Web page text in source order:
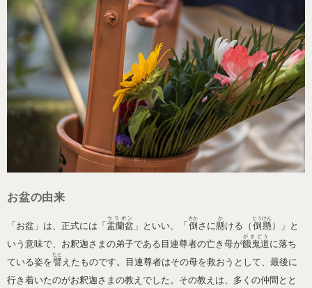
お盆の由来
「お盆」は、正式には「 盂蘭盆
ウラボン
」といい、「 倒
さか
さに懸
か
ける（ 倒懸
とうけん
）」と
いう意味で、お釈迦さまの弟子である目連尊者の亡き母が餓鬼道
がきどう
に落ち
ている姿を譬
たと
えたものです。目連尊者はその母を救おうとして、最後に
行き着いたのがお釈迦さまの教えでした。その教えは、多くの仲間とと